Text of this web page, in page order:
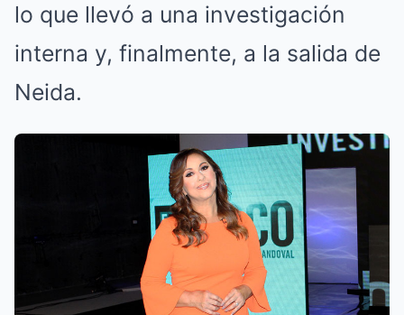
lo que llevó a una investigación
interna y, finalmente, a la salida de
Neida.